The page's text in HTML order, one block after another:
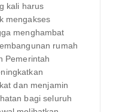
kali harus
mengakses
menghambat
rumah
Pemerintah
dan menjamin
bagi seluruh